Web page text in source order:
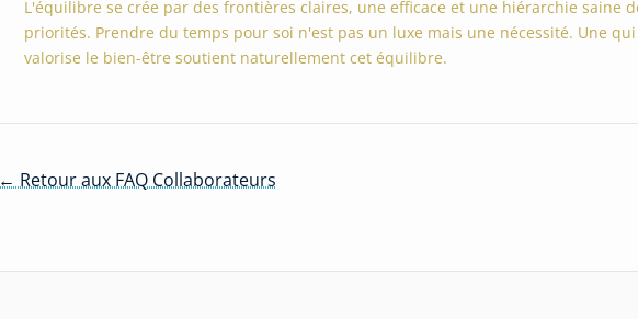
L'équilibre se crée par des frontières claires, une efficace et une hiérarchie saine
priorités. Prendre du temps pour soi n'est pas un luxe mais une nécessité. Une qui
valorise le bien-être soutient naturellement cet équilibre.
← Retour aux FAQ Collaborateurs